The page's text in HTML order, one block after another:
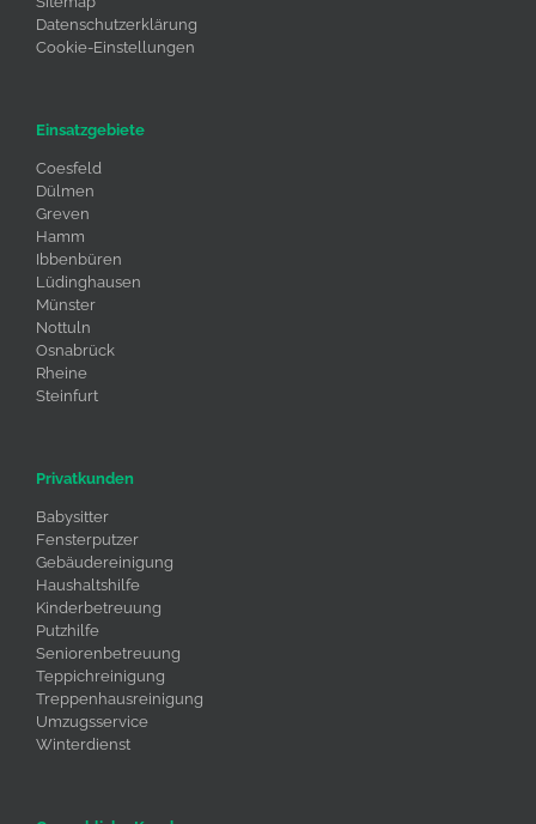
Datenschutzerklärung
Cookie-Einstellungen
Einsatzgebiete
Coesfeld
Dülmen
Greven
Hamm
Ibbenbüren
Lüdinghausen
Münster
Nottuln
Osnabrück
Rheine
Steinfurt
Privatkunden
Babysitter
Fensterputzer
Gebäudereinigung
Haushaltshilfe
Kinderbetreuung
Putzhilfe
Seniorenbetreuung
Teppichreinigung
Treppenhausreinigung
Umzugsservice
Winterdienst